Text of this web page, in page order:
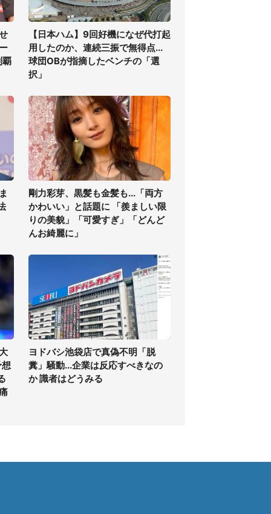
覇
【日本ハム】9回好機になぜ代打起
用したのか、連続三振で無得点...
球団OBが指摘したベンチの「選
択」
剛力彩芽、黒髪も金髪も...「両方
かわいい」と話題に 「羨ましい限
りの美貌」「可愛すぎ」「どんど
んお綺麗に」
ヨドバシ池袋店で真偽不明「脱
糞」騒動...企業は反応すべきなの
か 識者はどうみる